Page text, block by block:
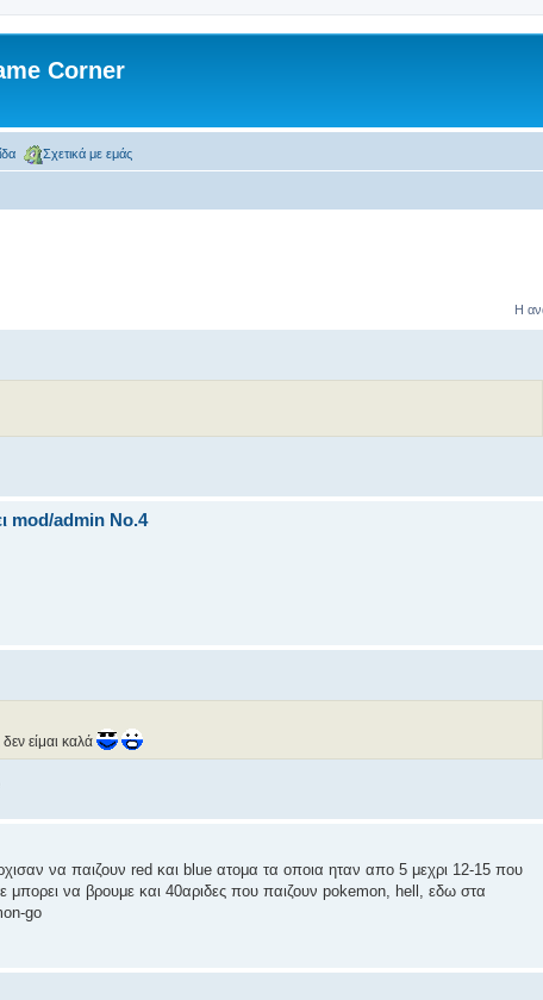
Corner
Σχετικά με εμάς
Η
mod/admin Νο.4
είμαι καλά
να παιζουν red και blue ατομα τα οποια ηταν απο 5 μεχρι 12-15 που
μπορει να βρουμε και 40αριδες που παιζουν pokemon, hell, εδω στα
go